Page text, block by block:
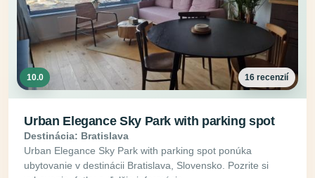
10.0 16 recenzií
Urban Elegance Sky Park with parking spot
Destinácia: Bratislava
Urban Elegance Sky Park with parking spot ponúka
ubytovanie v destinácii Bratislava, Slovensko. Pozrite si